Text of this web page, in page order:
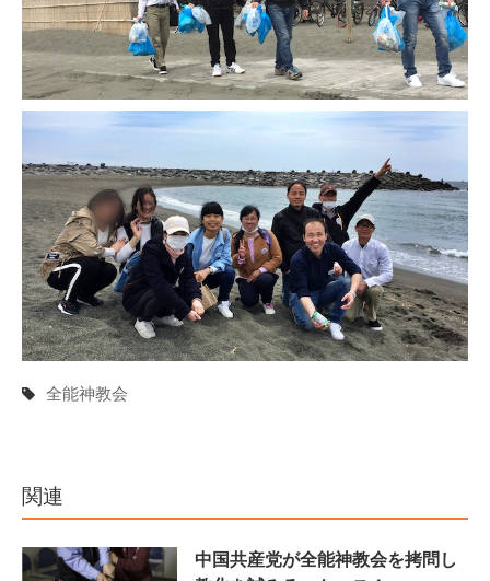
全能神教会
関連
中国共産党が全能神教会を拷問し